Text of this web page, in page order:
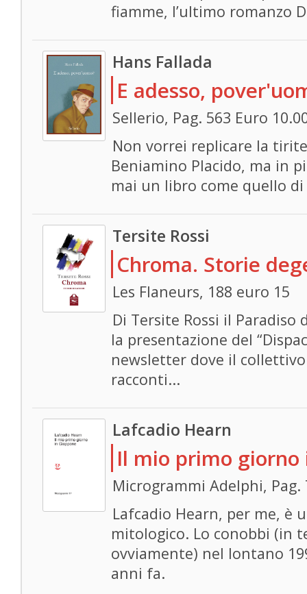
fiamme, l’ultimo romanzo
Hans Fallada
E adesso,
Sellerio, Pag. 563 Euro
Non vorrei replicare la
Beniamino Placido, ma in
mai un libro come quello di
Tersite Rossi
Chroma. Storie
Les Flaneurs, 188 euro 15
Di Tersite Rossi il
la presentazione del
newsletter dove il
racconti...
Lafcadio Hearn
Il mio primo giorno
Microgrammi Adelphi, Pag.
Lafcadio Hearn, per me, è
mitologico. Lo conobbi (in
ovviamente) nel lontano
anni fa.